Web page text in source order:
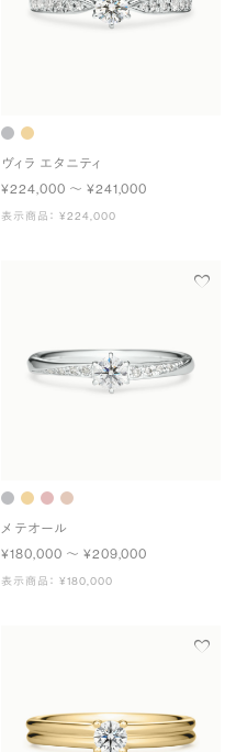
ヴィラ エタニティ
¥224,000 〜 ¥241,000
表示商品： ¥224,000
メテオール
¥180,000 〜 ¥209,000
表示商品： ¥180,000